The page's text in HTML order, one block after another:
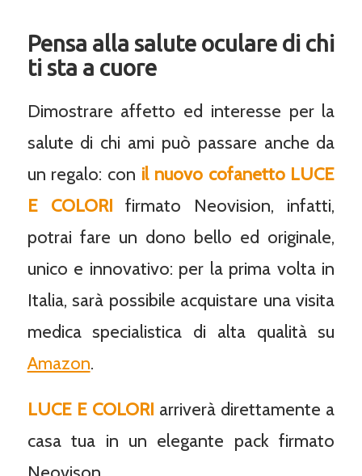
Pensa alla salute oculare di chi
ti sta a cuore
Dimostrare affetto ed interesse per la
salute di chi ami può passare anche da
un regalo: con il nuovo cofanetto LUCE
E COLORI firmato Neovision, infatti,
potrai fare un dono bello ed originale,
unico e innovativo: per la prima volta in
Italia, sarà possibile acquistare una visita
medica specialistica di alta qualità su
Amazon.
LUCE E COLORI arriverà direttamente a
casa tua in un elegante pack firmato